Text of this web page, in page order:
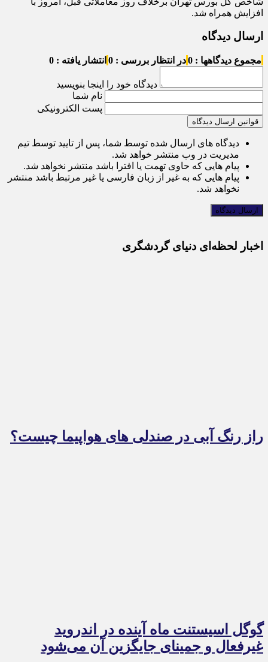
افزایش همراه شد.
ارسال دیدگاه
مجموع دیدگاهها : 0 در انتظار بررسی : 0 انتشار یافته : 0
دیدگاه خود را اینجا بنویسید
نام شما
پست الکترونیکی
قوانین ارسال دیدگاه
دیدگاه های ارسال شده توسط شما، پس از تایید توسط تیم
مدیریت در وب منتشر خواهد شد.
پیام هایی که حاوی تهمت یا افترا باشد منتشر نخواهد شد.
پیام هایی که به غیر از زبان فارسی یا غیر مرتبط باشد منتشر
نخواهد شد.
اخبار لحظه‌ای دنیای گردشگری
راز رنگ آبی در صندلی های هواپیما چیست؟
گوگل اسیستنت ماه آینده در اندروید
غیرفعال و جمینای جایگزین آن می‌شود